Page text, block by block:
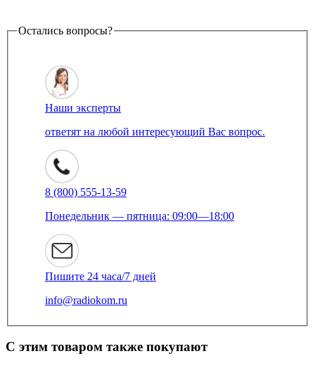
Остались вопросы?
Наши эксперты
ответят на любой интересующий Вас вопрос.
8 (800) 555-13-59
Понедельник — пятница: 09:00—18:00
Пишите 24 часа/7 дней
info@radiokom.ru
С этим товаром также покупают